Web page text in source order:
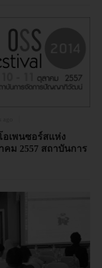
เพนซอร์สแห่ง
คม 2557 สถาบันการ